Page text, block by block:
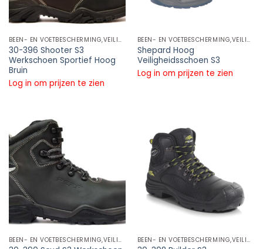
BEEN- EN VOETBESCHERMING,VEILIGHEIDSSCHOENEN HOOG MODEL,S3
30-396 Shooter S3
Werkschoen Sportief Hoog
Bruin
Log in om prijzen te zien
BEEN- EN VOETBESCHERMING,VEILIGHEIDSSCHOENEN HOOG MODEL,S3
Shepard Hoog
Veiligheidsschoen S3
Log in om prijzen te zien
BEEN- EN VOETBESCHERMING,VEILIGHEIDSSCHOENEN HOOG MODEL,S3 BEEN- EN VOETBESCHERMING,VEILIGHEIDSSCHOENEN HOOG MODEL,S3